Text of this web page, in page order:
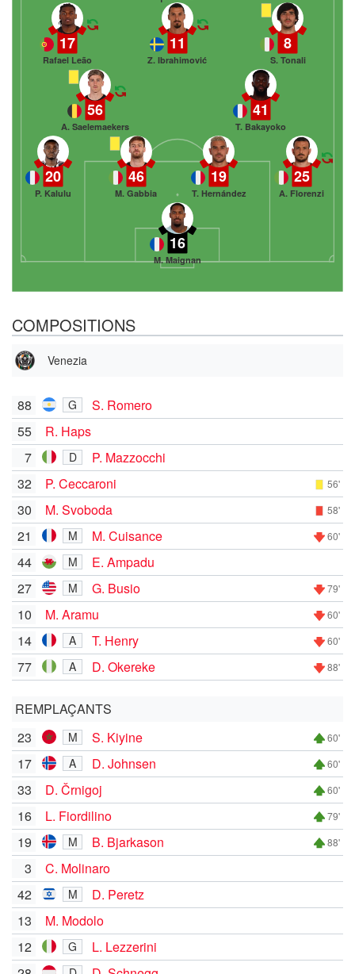
16
M. Maignan
20
P. Kalulu
46
M. Gabbia
19
T. Hernández
25
A. Florenzi
56
A. Saelemaekers
41
T. Bakayoko
17
Rafael Leão
11
Z. Ibrahimović
8
S. Tonali
COMPOSITIONS
Venezia
88 G
S. Romero
55
R. Haps
7
D
P. Mazzocchi
32
P. Ceccaroni 56'
30 M. Svoboda 58'
21 M M. Cuisance 60'
44 M
E. Ampadu
27
M G. Busio 79'
10 M. Aramu 60'
14 A T. Henry 60'
77 A D. Okereke 88'
REMPLAÇANTS
23
M S. Kiyine 60'
17 A D. Johnsen 60'
33 D. Črnigoj 60'
16 L. Fiordilino 79'
19 M B. Bjarkason 88'
3
C. Molinaro
42
M
D. Peretz
13
M. Modolo
12
G
L. Lezzerini